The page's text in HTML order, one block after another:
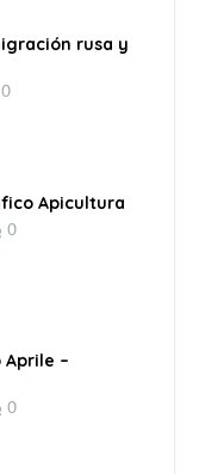
rusa y
0
Apicultura
0
Aprile –
0